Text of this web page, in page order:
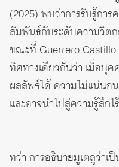
(2025) พบว่าการรับรู้กา
สัมพันธ์กับระดับความวิตก
ขณะที่ Guerrero
ทิศทางเดียวกันว่า เมื่อบุ
ผลลัพธ์ได้ ความไม่แน่นอ
และอาจนำไปสู่ความรู้สึกไ
ทว่า การอธิบายมูเตลูว่าเ